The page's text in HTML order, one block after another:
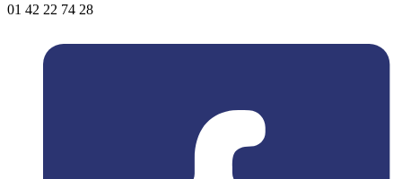
01 42 22 74 28